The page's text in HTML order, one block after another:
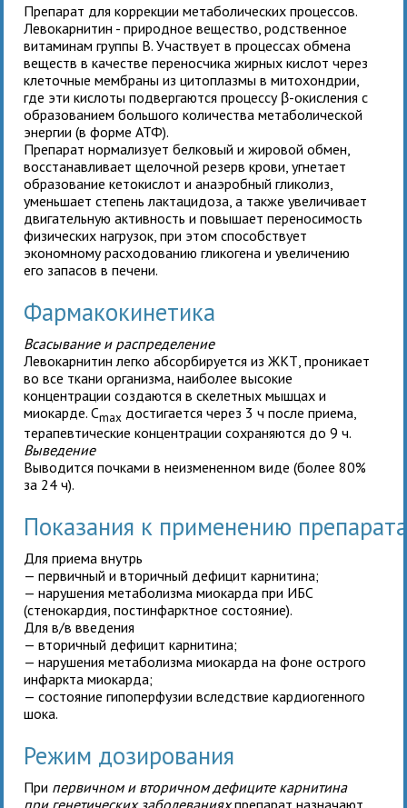
Препарат для коррекции метаболических процессов.
Левокарнитин - природное вещество, родственное
витаминам группы B. Участвует в процессах обмена
веществ в качестве переносчика жирных кислот через
клеточные мембраны из цитоплазмы в митохондрии,
где эти кислоты подвергаются процессу β-окисления с
образованием большого количества метаболической
энергии (в форме АТФ).
Препарат нормализует белковый и жировой обмен,
восстанавливает щелочной резерв крови, угнетает
образование кетокислот и анаэробный гликолиз,
уменьшает степень лактацидоза, а также увеличивает
двигательную активность и повышает переносимость
физических нагрузок, при этом способствует
экономному расходованию гликогена и увеличению
его запасов в печени.
Фармакокинетика
Всасывание и распределение
Левокарнитин легко абсорбируется из ЖКТ, проникает
во все ткани организма, наиболее высокие
концентрации создаются в скелетных мышцах и
миокарде. Cmax достигается через 3 ч после приема,
терапевтические концентрации сохраняются до 9 ч.
Выведение
Выводится почками в неизмененном виде (более 80%
за 24 ч).
Показания к применению
Для приема внутрь
— первичный и вторичный дефицит карнитина;
— нарушения метаболизма миокарда при ИБС
(стенокардия, постинфарктное состояние).
Для в/в введения
— вторичный дефицит карнитина;
— нарушения метаболизма миокарда на фоне острого
инфаркта миокарда;
— состояние гипоперфузии вследствие кардиогенного
шока.
Режим дозирования
При первичном и вторичном дефиците карнитина
при генетических заболеванияхпрепарат назначают